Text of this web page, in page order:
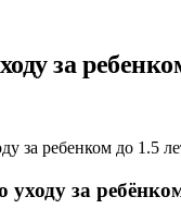
за
за ребенком до
за